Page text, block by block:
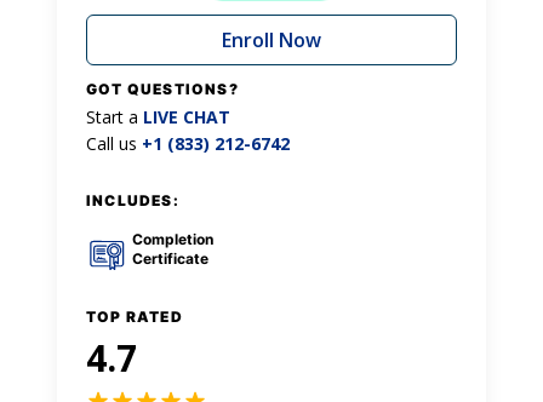
Enroll Now
GOT QUESTIONS?
Start a LIVE CHAT
Call us +1 (833) 212-6742
INCLUDES:
Completion
Certificate
TOP RATED
4.7